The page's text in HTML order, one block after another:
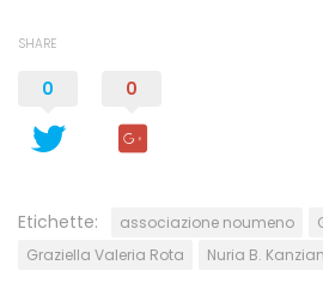
SHARE
0 0
Etichette: associazione noumeno
Graziella Valeria Rota
Nuria B. Kanzian